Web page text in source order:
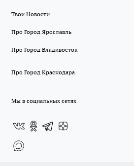
Твои Новости
Про Город Ярославль
Про Город Владивосток
Про Город Краснодара
Мы в социальных сетях